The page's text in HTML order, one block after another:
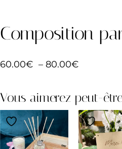
Composition
60.00€ – 80.00€
Vous aimerez peut-